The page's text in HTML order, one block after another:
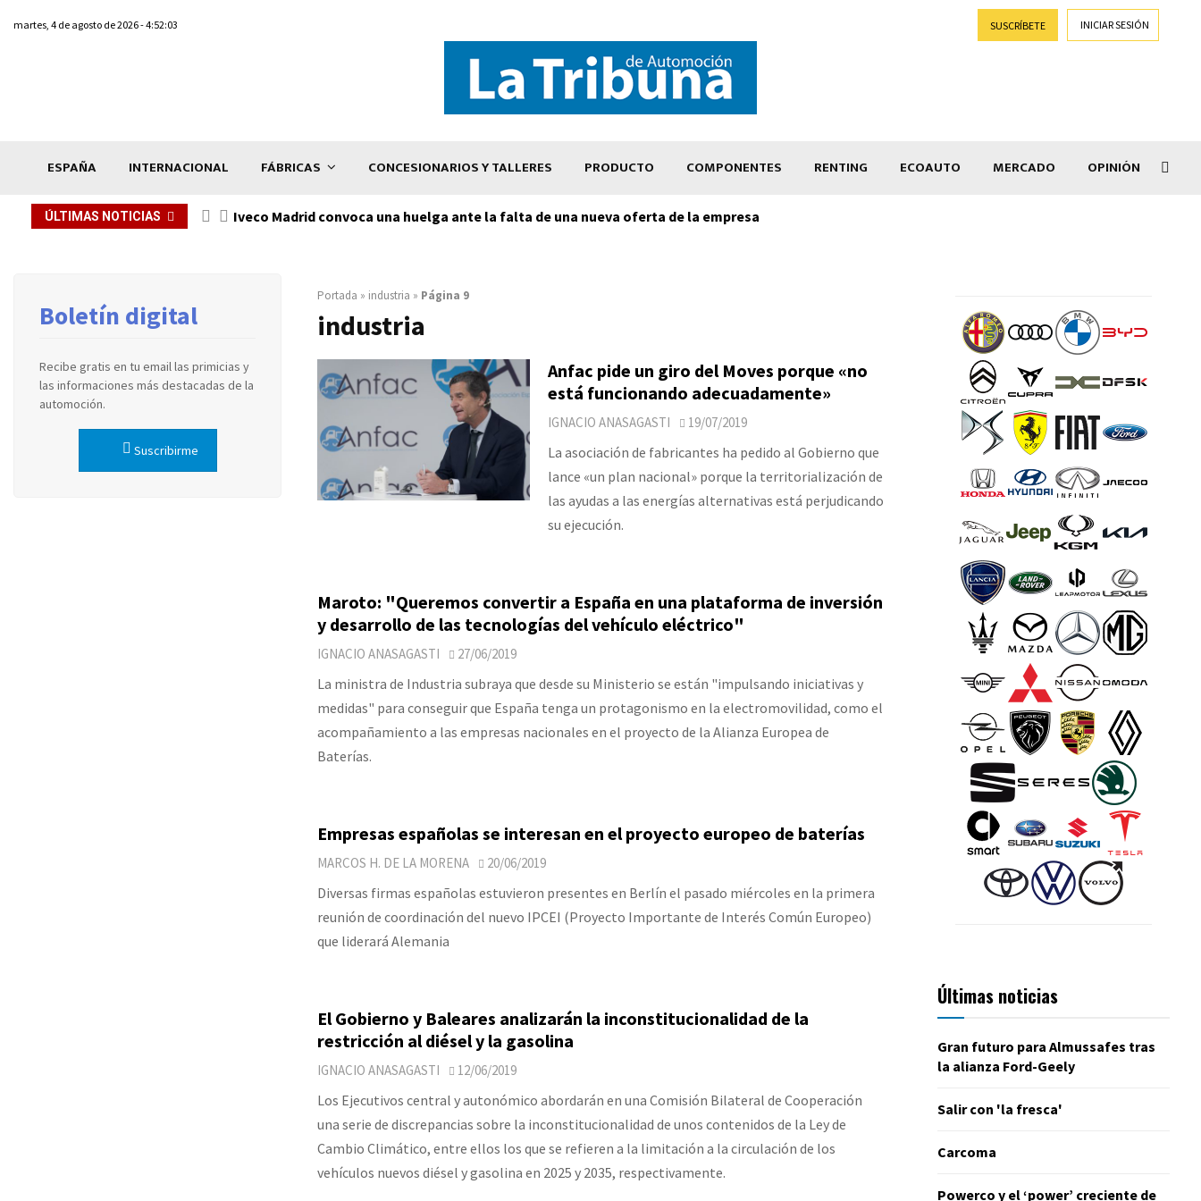
martes, 4 de agosto de 2026 - 4:52:03 SUSCRÍBETE INICIAR SESIÓN
ESPAÑA INTERNACIONAL FÁBRICAS CONCESIONARIOS Y TALLERES PRODUCTO COMPONENTES RENTING ECOAUTO MERCADO OPINIÓN
ÚLTIMAS NOTICIAS Iveco Madrid convoca una huelga ante la falta de una nueva oferta de la empresa
Portada » industria » Página 9
industria
Anfac pide un giro del Moves porque «no
está funcionando adecuadamente»
IGNACIO ANASAGASTI 19/07/2019
La asociación de fabricantes ha pedido al Gobierno que
lance «un plan nacional» porque la territorialización de
las ayudas a las energías alternativas está perjudicando
su ejecución.
Maroto: "Queremos convertir a España en una plataforma de inversión
y desarrollo de las tecnologías del vehículo eléctrico"
IGNACIO ANASAGASTI 27/06/2019
La ministra de Industria subraya que desde su Ministerio se están "impulsando iniciativas y
medidas" para conseguir que España tenga un protagonismo en la electromovilidad, como el
acompañamiento a las empresas nacionales en el proyecto de la Alianza Europea de
Baterías.
Empresas españolas se interesan en el proyecto europeo de baterías
MARCOS H. DE LA MORENA 20/06/2019
Diversas firmas españolas estuvieron presentes en Berlín el pasado miércoles en la primera
reunión de coordinación del nuevo IPCEI (Proyecto Importante de Interés Común Europeo)
que liderará Alemania
El Gobierno y Baleares analizarán la inconstitucionalidad de la
restricción al diésel y la gasolina
IGNACIO ANASAGASTI 12/06/2019
Los Ejecutivos central y autonómico abordarán en una Comisión Bilateral de Cooperación
una serie de discrepancias sobre la inconstitucionalidad de unos contenidos de la Ley de
Cambio Climático, entre ellos los que se refieren a la limitación a la circulación de los
vehículos nuevos diésel y gasolina en 2025 y 2035, respectivamente.
Boletín digital
Recibe gratis en tu email las primicias y
las informaciones más destacadas de la
automoción.
Suscribirme
Últimas noticias
Gran futuro para Almussafes tras
la alianza Ford-Geely
Salir con 'la fresca'
Carcoma
Powerco y el ‘power’ creciente de